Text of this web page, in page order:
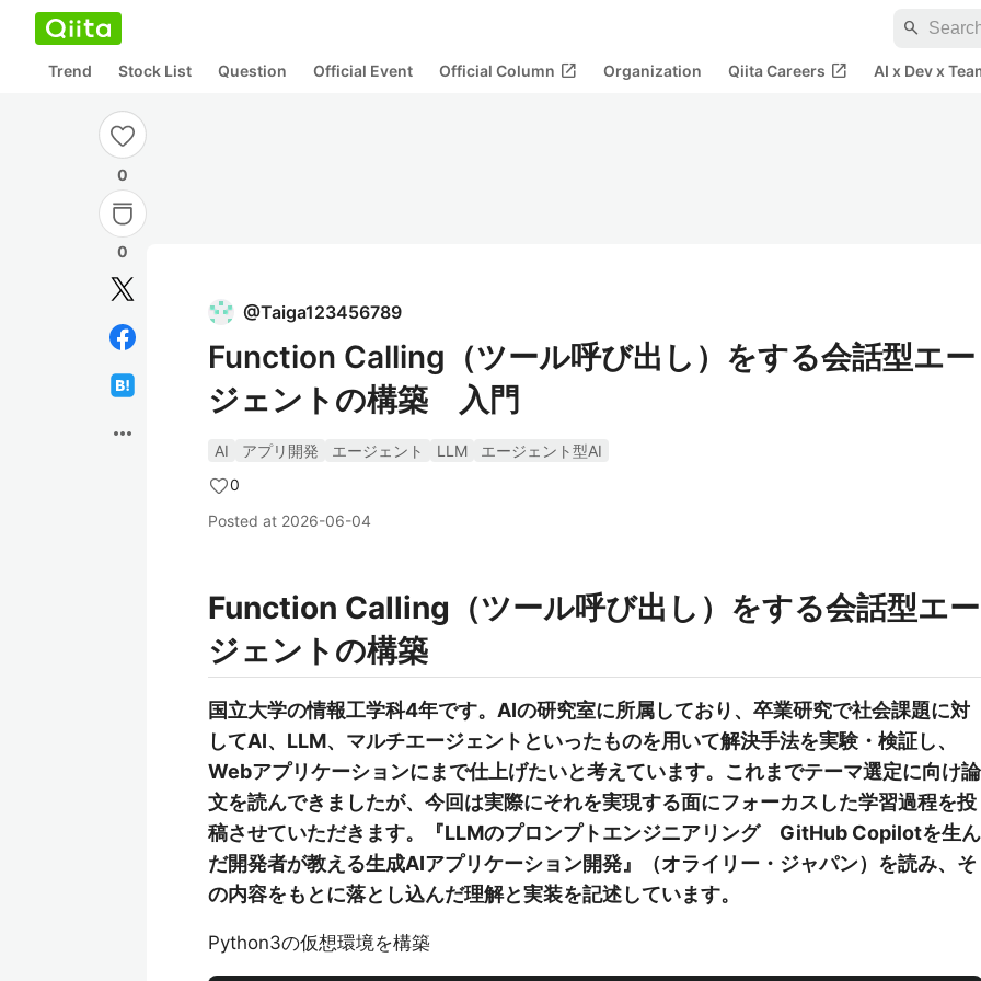
search
Trend Stock List Question Official Event Official Column open_in_new Organization Qiita Careers open_in_new AI x Dev x
0
0
more_horiz
@Taiga123456789
Function Calling（ツール呼び出し）をする会話型エー
ジェントの構築 入門
AI アプリ開発 エージェント LLM
エージェント型AI
0
Posted at 2026-06-04
Function Calling（ツール呼び出し）をする会話型エー
ジェントの構築
国立大学の情報工学科4年です。AIの研究室に所属しており、卒業研究で社会課題に対
してAI、LLM、マルチエージェントといったものを用いて解決手法を実験・検証し、
Webアプリケーションにまで仕上げたいと考えています。これまでテーマ選定に向け論
文を読んできましたが、今回は実際にそれを実現する面にフォーカスした学習過程を投
稿させていただきます。『LLMのプロンプトエンジニアリング GitHub Copilotを生ん
だ開発者が教える生成AIアプリケーション開発』（オライリー・ジャパン）を読み、そ
の内容をもとに落とし込んだ理解と実装を記述しています。
Python3の仮想環境を構築